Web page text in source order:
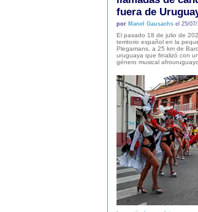
fuera de
por Manel Gausachsel 25/07/
El pasado 18 de julio de
territorio español en la
Plegamans, a 25 km de
uruguaya que finalizó con
género musical